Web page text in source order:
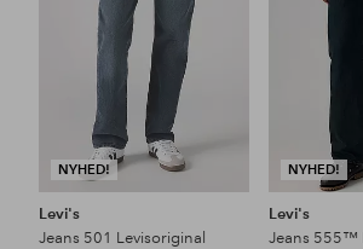
NYHED!
Levi's
Jeans 501 Levisoriginal
NYHED!
Levi's
Jeans 555™